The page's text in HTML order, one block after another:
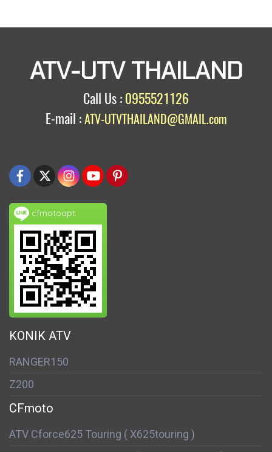
ATV-UTV THAILAND
Call Us : 0955521126
E-mail :ATV-UTVTHAILAND@GMAIL.com
cfmotoapt
KONIK ATV
RANGER150
Z200
CFmoto
ATV Cforce625 Touring ( X625touring )